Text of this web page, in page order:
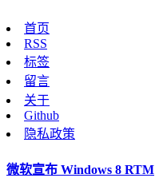
首页
RSS
标签
留言
关于
Github
隐私政策
微软宣布 Windows 8 RTM